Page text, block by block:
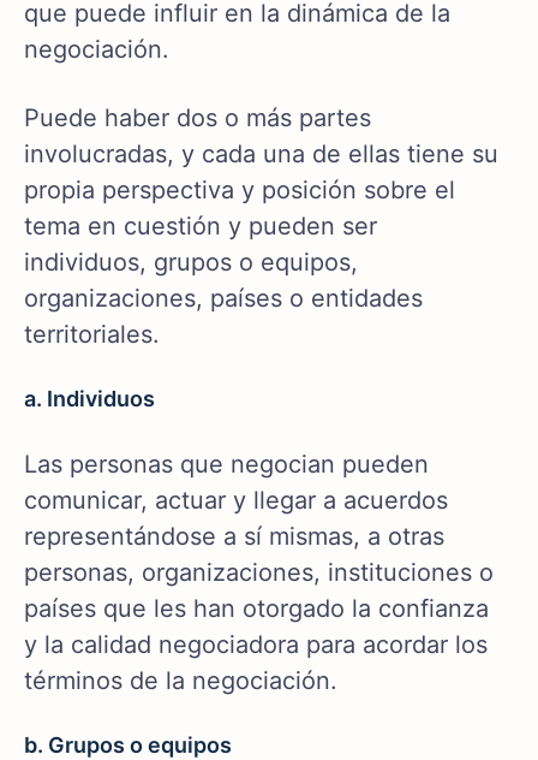
que puede influir en la dinámica de la
negociación.
Puede haber dos o más partes
involucradas, y cada una de ellas tiene su
propia perspectiva y posición sobre el
tema en cuestión y pueden ser
individuos, grupos o equipos,
organizaciones, países o entidades
territoriales.
a. Individuos
Las personas que negocian pueden
comunicar, actuar y llegar a acuerdos
representándose a sí mismas, a otras
personas, organizaciones, instituciones o
países que les han otorgado la confianza
y la calidad negociadora para acordar los
términos de la negociación.
b. Grupos o equipos